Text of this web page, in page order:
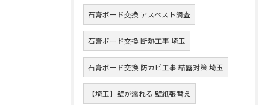
石膏ボード交換 アスベスト調査
石膏ボード交換 断熱工事 埼玉
石膏ボード交換 防カビ工事 結露対策 埼玉
【埼玉】壁が濡れる 壁紙張替え